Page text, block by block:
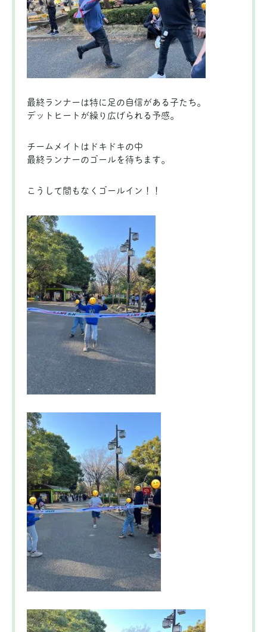
最終ランナーは特に足の自信がある子たち。
デットヒートが繰り広げられる予感。
チームメイトはドキドキの中
最終ランナーのゴールを待ちます。
こうして間もなくゴールイン！！